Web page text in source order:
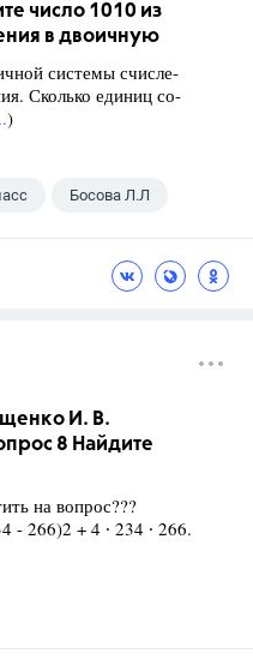
число 1010 из
в двоичную
системы счисле-
Сколько единиц со-
)
Босова Л.Л
И. В.
8 Найдите
на вопрос???
- 266)2 + 4 ∙ 234 ∙ 266.